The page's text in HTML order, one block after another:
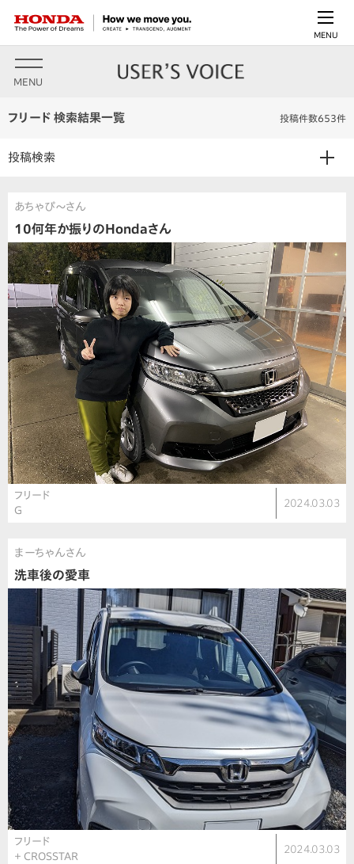
MENU
MENU
フリード 検索結果一覧 投稿件数653件
投稿検索
あちゃぴ〜さん
10何年か振りのHondaさん
フリード
G
2024.03.03
まーちゃんさん
洗車後の愛車
フリード
＋ CROSSTAR
2024.03.03